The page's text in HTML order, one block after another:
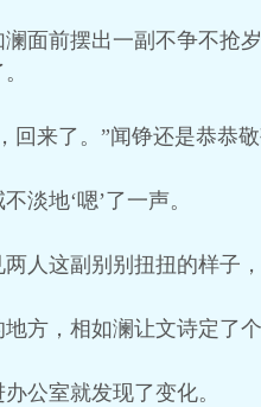
澜面前摆出一副不争不抢
回来了。”闻铮还是恭恭
淡地‘嗯’了一声。
人这副别别扭扭的样子
方，相如澜让文诗定了
公室就发现了变化。